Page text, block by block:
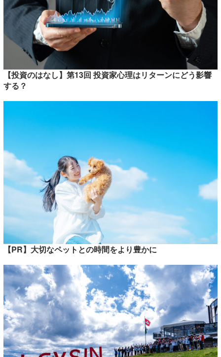
【投資のはなし】第13回 投資家心理はリターンにどう影響
する？
【PR】大切なペットとの時間をより豊かに